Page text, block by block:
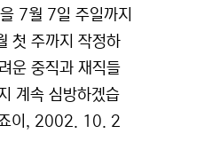
7월 7일 주일까지
첫 주까지 작정하
운 중직과 재직들
계속 심방하겠습
죠이, 2002. 10. 2